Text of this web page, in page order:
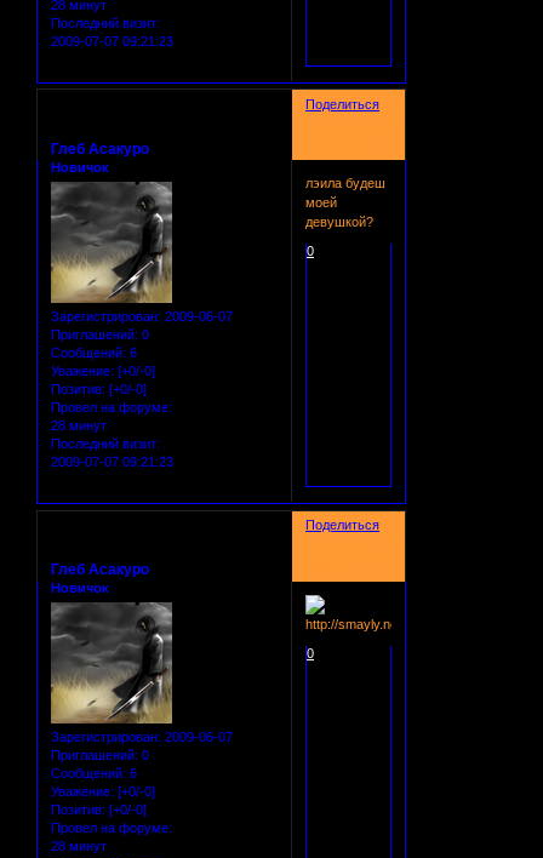
28 минут
Последний визит:
2009-07-07 09:21:23
Поделиться
Глеб Асакуро
Новичок
Зарегистрирован: 2009-06-07
Приглашений: 0
Сообщений: 6
Уважение: [+0/-0]
Позитив: [+0/-0]
Провел на форуме:
28 минут
Последний визит:
2009-07-07 09:21:23
лэила будеш
моей
девушкой?
0
Поделиться
Глеб Асакуро
Новичок
Зарегистрирован: 2009-06-07
Приглашений: 0
Сообщений: 6
Уважение: [+0/-0]
Позитив: [+0/-0]
Провел на форуме:
28 минут
0